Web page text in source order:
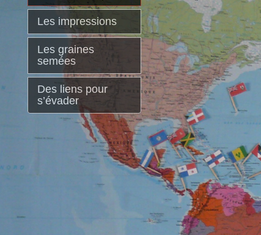
Les impressions
Les graines
semées
Des liens pour
s’évader